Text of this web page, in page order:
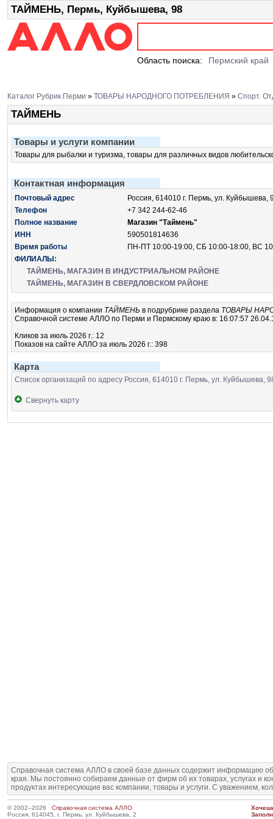
ТАЙМЕНЬ, Пермь, Куйбышева, 98
Область поиска: Пермский край
Каталог Рубрик Перми » ТОВАРЫ НАРОДНОГО ПОТРЕБЛЕНИЯ » Спорт.
ТАЙМЕНЬ
Товары и услуги компании
Товары для рыбалки и туризма, товары для различных видов
Контактная информация
Почтовый адрес
Россия, 614010 г. Пермь, ул. Куйбышева,
Телефон
+7 342 244-62-46
Полное название
Магазин "Таймень"
ИНН
590501814636
Время работы
ПН-ПТ 10:00-19:00, СБ 10:00-18:00, ВС
ФИЛИАЛЫ:
ТАЙМЕНЬ, МАГАЗИН В ИНДУСТРИАЛЬНОМ РАЙОНЕ
ТАЙМЕНЬ, МАГАЗИН В СВЕРДЛОВСКОМ РАЙОНЕ
Информация о компании ТАЙМЕНЬ в подрубрике раздела ТОВАРЫ
Справочной системе АЛЛО по Перми и Пермскому краю в: 16:07:57
Кликов за июль 2026 г.: 12
Показов на сайте АЛЛО за июль 2026 г.: 398
Карта
Список организаций по адресу Россия, 614010 г. Пермь, ул. Куйбышева,
Свернуть карту
Справочная система АЛЛО в своей базе данных содержит информацию
края. Мы постоянно собираем данные от фирм об их товарах, услугах и
продуктах интересующие вас компании, товары и услуги. С уважением,
© 2002–2026 Справочная система АЛЛО
Россия, 614045, г. Пермь, ул. Куйбышева, 2